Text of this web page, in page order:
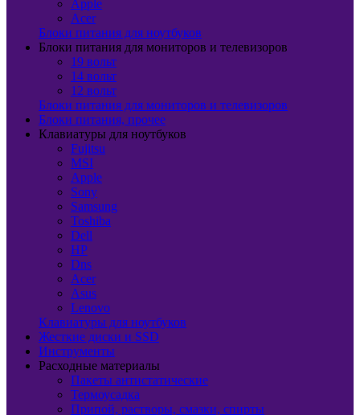
Apple
Acer
Блоки питания для ноутбуков
Блоки питания для мониторов и телевизоров
19 вольт
14 вольт
12 вольт
Блоки питания для мониторов и телевизоров
Блоки питания, прочее
Клавиатуры для ноутбуков
Fujitsu
MSI
Apple
Sony
Samsung
Toshiba
Dell
HP
Dns
Acer
Asus
Lenovo
Клавиатуры для ноутбуков
Жесткие диски и SSD
Инструменты
Расходные материалы
Пакеты антистатические
Термоусадка
Припой, растворы, смазки, спирты